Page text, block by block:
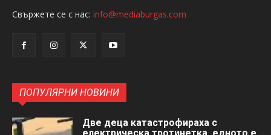
Свържете се с нас: info@mediaburgas.com
ПОПУЛЯРНИ НОВИНИ
Две деца катастрофираха с
електрическа тротинетка, едното е